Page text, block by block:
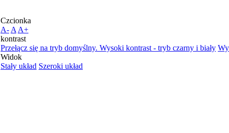
Czcionka
A- A A+
kontrast
Przełącz się na tryb domyślny. Wysoki kontrast - tryb czarny i biały
Widok
Stały układ Szeroki układ